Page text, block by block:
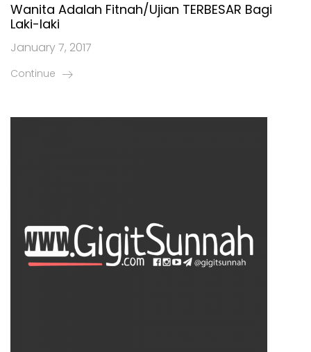
Wanita Adalah Fitnah/Ujian TERBESAR Bagi
Laki-laki
January 7, 2017
Continue